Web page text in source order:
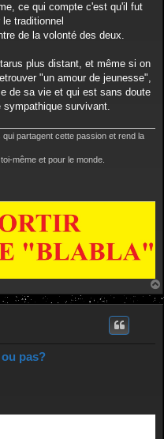
ce qui compte c'est qu'il fut
traditionnel
de la volonté des deux.
plus distant, et même si on
"un amour de jeunesse",
de sa vie et qui est sans doute
survivant.
partagent cette passion et rend la
même et pour le monde.
pas?